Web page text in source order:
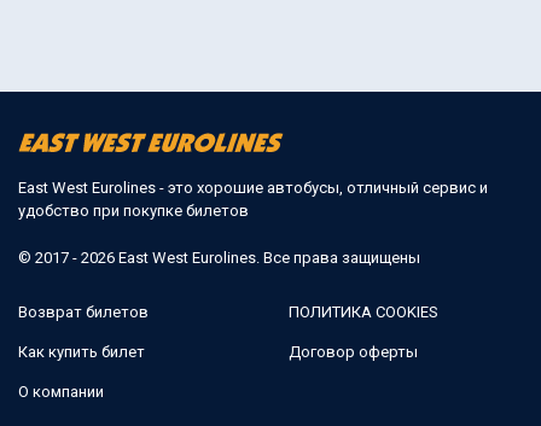
East West Eurolines - это хорошие автобусы, отличный сервис и
удобство при покупке билетов
© 2017 - 2026 East West Eurolines. Все права защищены
Возврат билетов
Как купить билет
О компании
ПОЛИТИКА COOKIES
Договор оферты